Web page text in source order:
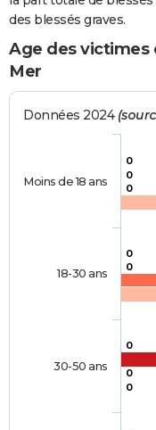
des blessés graves.
Age des victimes
Mer
Données 2024
0
0
0
0
0
0
0
0
Moins de 18 ans
18-30 ans
30-50 ans